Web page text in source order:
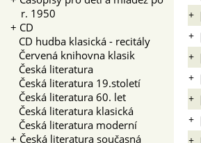
r. 1950
+ CD
CD hudba klasická - recitály
Červená knihovna klasik
Česká literatura
Česká literatura 19.století
Česká literatura 60. let
Česká literatura klasická
Česká literatura moderní
+ Česká literatura současná
+
+
+
+
+
+
+